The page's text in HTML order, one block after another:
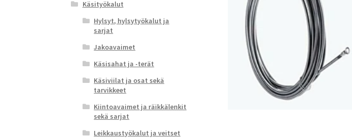
Käsityökalut
Hylsyt, hylsytyökalut ja
sarjat
Jakoavaimet
Käsisahat ja -terät
Käsiviilat ja osat sekä
tarvikkeet
Kiintoavaimet ja räikkälenkit
sekä sarjat
Leikkaustyökalut ja veitset